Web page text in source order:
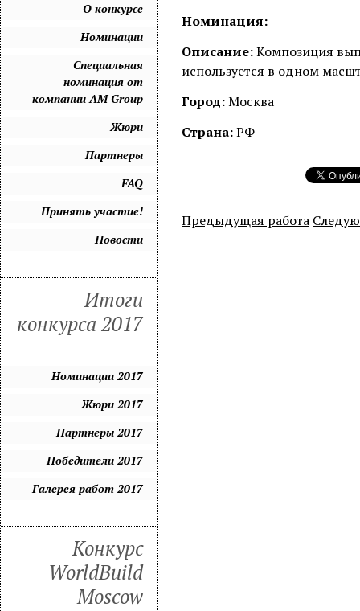
Номинация:
Описание:Композиция
используется в одном
Город:Москва
Страна:РФ
Предыдущая работа
О конкурсе
Номинации
Специальная
номинация от
компании AM Group
Жюри
Партнеры
FAQ
Принять участие!
Новости
Итоги
конкурса 2017
Номинации 2017
Жюри 2017
Партнеры 2017
Победители 2017
Галерея работ 2017
Конкурс
WorldBuild
Moscow